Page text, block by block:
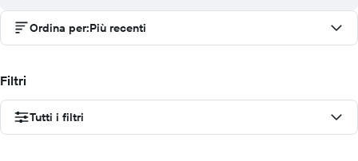
Ordina per:Più recenti
Filtri
Tutti i filtri